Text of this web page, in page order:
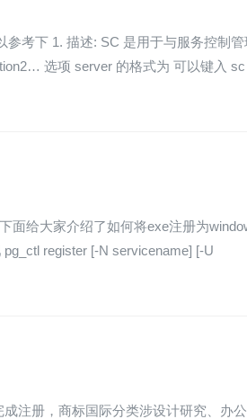
考下 1. 描述: SC 是用于与服务控制管
选项 server 的格式为 可以键入 sc
面给大家介绍了如何将exe注册为
register [-N servicename] [-U
注册，商标国际分类涉设计研究、办